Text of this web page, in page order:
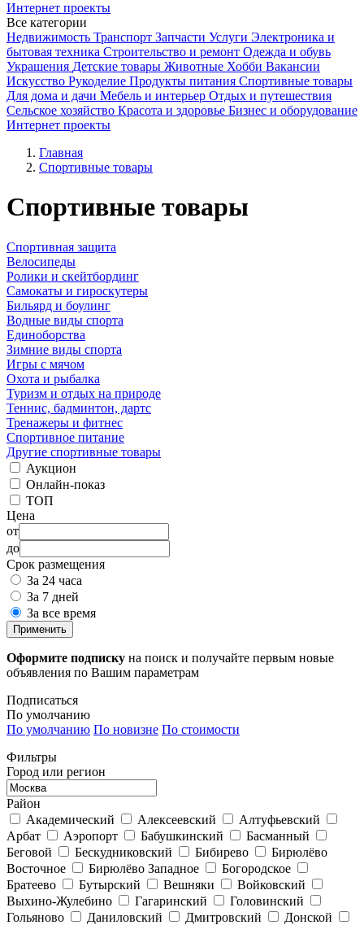
Интернет проекты
Все категории
Недвижимость Транспорт Запчасти Услуги Электроника и
бытовая техника Строительство и ремонт Одежда и обувь
Украшения Детские товары Животные Хобби Вакансии
Искусство Рукоделие Продукты питания Спортивные товары
Для дома и дачи Мебель и интерьер Отдых и путешествия
Сельское хозяйство Красота и здоровье Бизнес и оборудование
Интернет проекты
Главная
Спортивные товары
Спортивные товары
Спортивная защита
Велосипеды
Ролики и скейтбординг
Самокаты и гироскутеры
Бильярд и боулинг
Водные виды спорта
Единоборства
Зимние виды спорта
Игры с мячом
Охота и рыбалка
Туризм и отдых на природе
Теннис, бадминтон, дартс
Тренажеры и фитнес
Спортивное питание
Другие спортивные товары
Аукцион
Онлайн-показ
ТОП
Цена
от
до
Срок размещения
За 24 часа
За 7 дней
За все время
Применить
Оформите подписку на поиск и получайте первым новые
объявления по Вашим параметрам
Подписаться
По умолчанию
По умолчанию По новизне По стоимости
Фильтры
Город или регион
Район
Академический
Алексеевский
Алтуфьевский
Арбат
Аэропорт Бабушкинский
Басманный
Беговой
Бескудниковский Бибирево
Бирюлёво
Восточное
Бирюлёво Западное
Богородское
Братеево
Бутырский Вешняки
Войковский
Выхино-Жулебино
Гагаринский
Головинский
Гольяново
Даниловский Дмитровский
Донской